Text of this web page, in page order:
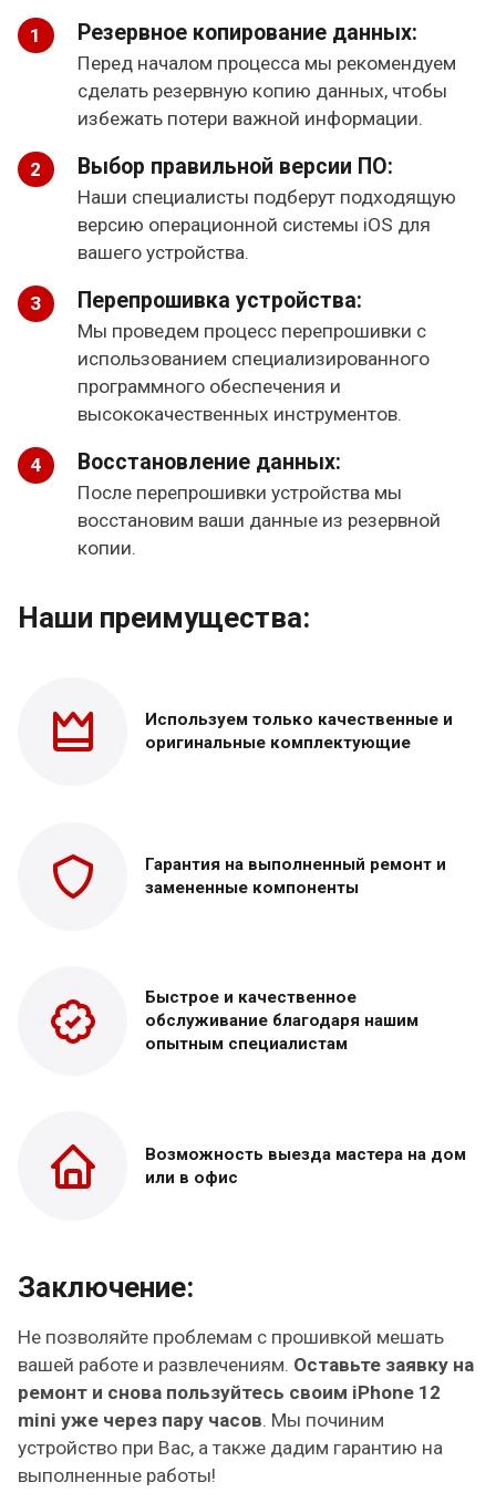
Резервное копирование данных:
Перед началом процесса мы рекомендуем
сделать резервную копию данных, чтобы
избежать потери важной информации.
Выбор правильной версии ПО:
Наши специалисты подберут подходящую
версию операционной системы iOS для
вашего устройства.
Перепрошивка устройства:
Мы проведем процесс перепрошивки с
использованием специализированного
программного обеспечения и
высококачественных инструментов.
Восстановление данных:
После перепрошивки устройства мы
восстановим ваши данные из резервной
копии.
Наши преимущества:
Используем только качественные и
оригинальные комплектующие
Гарантия на выполненный ремонт и
замененные компоненты
Быстрое и качественное
обслуживание благодаря нашим
опытным специалистам
Возможность выезда мастера на дом
или в офис
Заключение:
Не позволяйте проблемам с прошивкой мешать
вашей работе и развлечениям. Оставьте заявку на
ремонт и снова пользуйтесь своим iPhone 12
mini уже через пару часов. Мы починим
устройство при Вас, а также дадим гарантию на
выполненные работы!